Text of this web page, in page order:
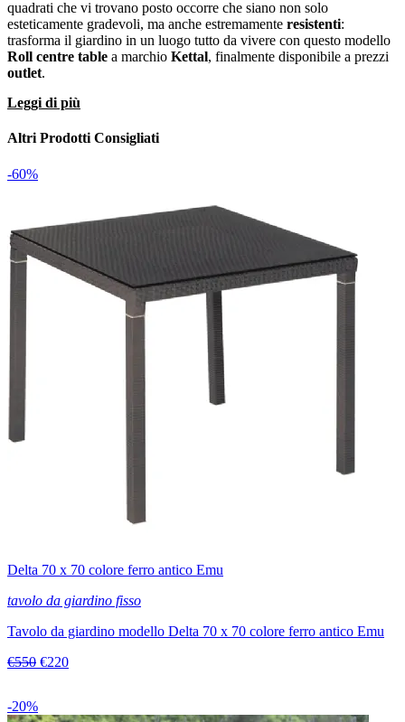
quadrati che vi trovano posto occorre che siano non solo
esteticamente gradevoli, ma anche estremamente resistenti:
trasforma il giardino in un luogo tutto da vivere con questo modello
Roll centre table a marchio Kettal, finalmente disponibile a prezzi
outlet.
Leggi di più
Altri Prodotti Consigliati
-60%
Delta 70 x 70 colore ferro antico Emu
tavolo da giardino fisso
Tavolo da giardino modello Delta 70 x 70 colore ferro antico Emu
€550 €220
-20%